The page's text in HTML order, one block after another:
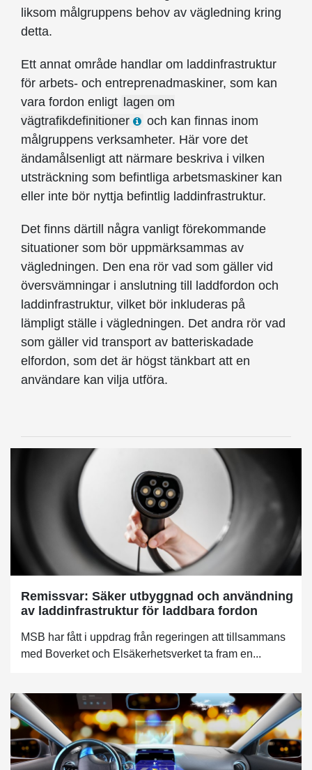
liksom målgruppens behov av vägledning kring
detta.
Ett annat område handlar om laddinfrastruktur
för arbets- och entreprenadmaskiner, som kan
vara fordon enligt lagen om
vägtrafikdefinitioner
och kan finnas inom
målgruppens verksamheter. Här vore det
ändamålsenligt att närmare beskriva i vilken
utsträckning som befintliga arbetsmaskiner kan
eller inte bör nyttja befintlig laddinfrastruktur.
Det finns därtill några vanligt förekommande
situationer som bör uppmärksammas av
vägledningen. Den ena rör vad som gäller vid
översvämningar i anslutning till laddfordon och
laddinfrastruktur, vilket bör inkluderas på
lämpligt ställe i vägledningen. Det andra rör vad
som gäller vid transport av batteriskadade
elfordon, som det är högst tänkbart att en
användare kan vilja utföra.
Remissvar: Säker utbyggnad och användning
av laddinfrastruktur för laddbara fordon
MSB har fått i uppdrag från regeringen att tillsammans
med Boverket och Elsäkerhetsverket ta fram en...